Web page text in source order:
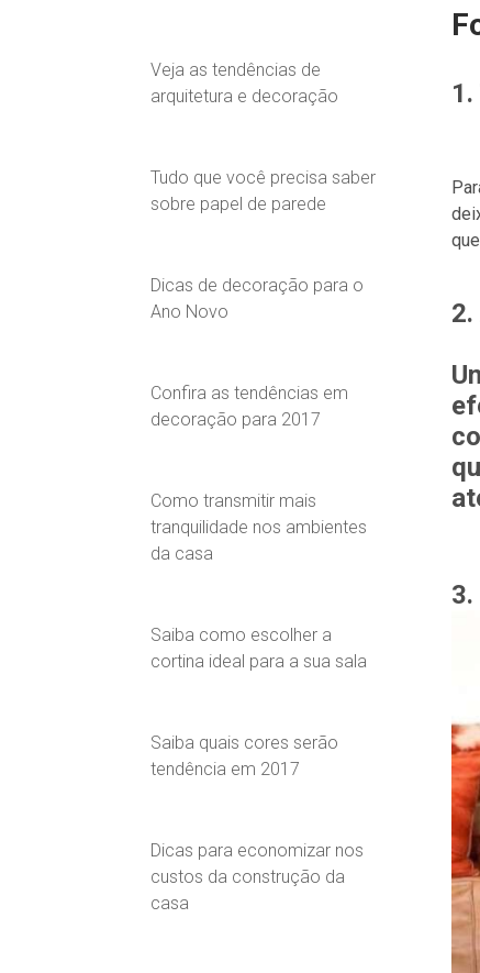
Veja as tendências de
arquitetura e decoração
Tudo que você precisa saber
sobre papel de parede
Dicas de decoração para o
Ano Novo
Confira as tendências em
decoração para 2017
Como transmitir mais
tranquilidade nos ambientes
da casa
Saiba como escolher a
cortina ideal para a sua sala
Saiba quais cores serão
tendência em 2017
Dicas para economizar nos
custos da construção da
casa
2.